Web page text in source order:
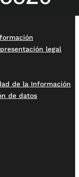
legal
de la Información
de datos